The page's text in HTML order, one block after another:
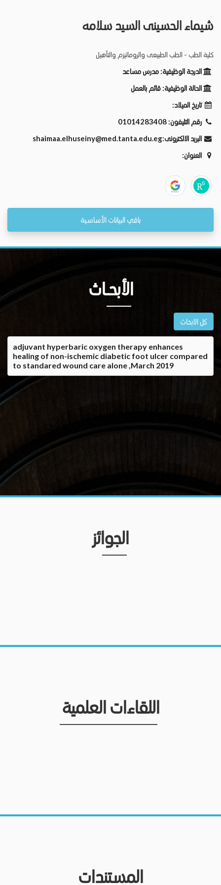
شيماء الحسينى السيد سلامه
كلية الطب - الطب الطبيعى والروماتيزم والتأهيل
الدرجة الوظيفية: مدرس مساعد
الحالة الوظيفية: قائم بالعمل
تاريخ الميلاد:
رقم التليفون: 01014283408
البريد الالكترونى:shaimaa.elhuseiny@med.tanta.edu.eg
العنوان:
باقي البيانات الأساسية
الأبحــاث
كل الابحاث
adjuvant hyperbaric oxygen therapy enhances
healing of non-ischemic diabetic foot ulcer compared
to standared wound care alone ,March 2019
الجوائز
اللقاءات العلمية
المستندات